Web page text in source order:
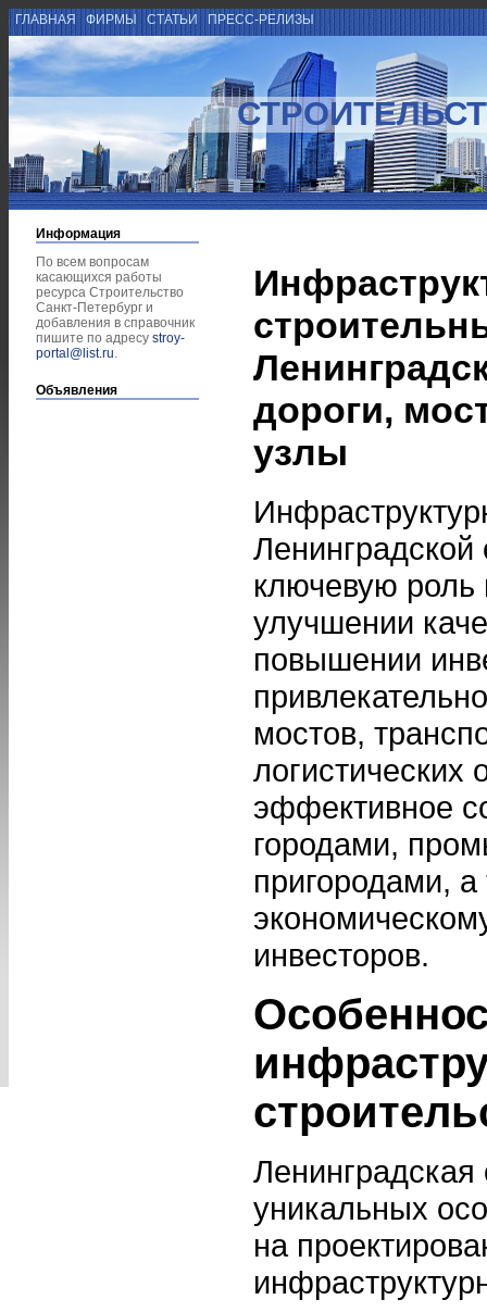
ГЛАВНАЯ ФИРМЫ СТАТЬИ ПРЕСС-РЕЛИЗЫ
Информация
По всем вопросам
касающихся работы
ресурса Строительство
Санкт-Петербург и
добавления в справочник
пишите по адресу stroy-
portal@list.ru.
Объявления
дороги,
узлы
Ленинградской
ключевую роль
улучшении
повышении
мостов,
логистических
эффективное
городами,
пригородами, а
инвесторов.
уникальных
на